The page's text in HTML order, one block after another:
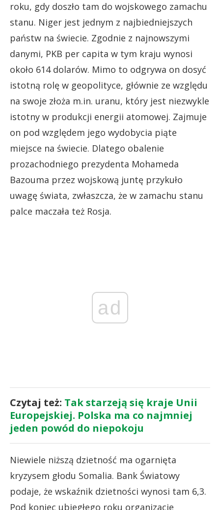
roku, gdy doszło tam do wojskowego zamachu
stanu. Niger jest jednym z najbiedniejszych
państw na świecie. Zgodnie z najnowszymi
danymi, PKB per capita w tym kraju wynosi
około 614 dolarów. Mimo to odgrywa on dosyć
istotną rolę w geopolityce, głównie ze względu
na swoje złoża m.in. uranu, który jest niezwykle
istotny w produkcji energii atomowej. Zajmuje
on pod względem jego wydobycia piąte
miejsce na świecie. Dlatego obalenie
prozachodniego prezydenta Mohameda
Bazouma przez wojskową juntę przykuło
uwagę świata, zwłaszcza, że w zamachu stanu
palce maczała też Rosja.
ad
Czytaj też: Tak starzeją się kraje Unii
Europejskiej. Polska ma co najmniej
jeden powód do niepokoju
Niewiele niższą dzietność ma ogarnięta
kryzysem głodu Somalia. Bank Światowy
podaje, że wskaźnik dzietności wynosi tam 6,3.
Pod koniec ubiegłego roku organizacje